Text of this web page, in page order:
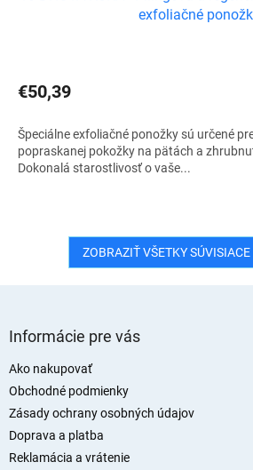
exfoliačné
€50,39
Špeciálne exfoliačné ponožky sú určené
popraskanej pokožky na pätách a
Dokonalá starostlivosť o vaše...
ZOBRAZIŤ VŠETKY
Informácie pre vás
Ako nakupovať
Obchodné podmienky
Zásady ochrany osobných údajov
Doprava a platba
Reklamácia a vrátenie